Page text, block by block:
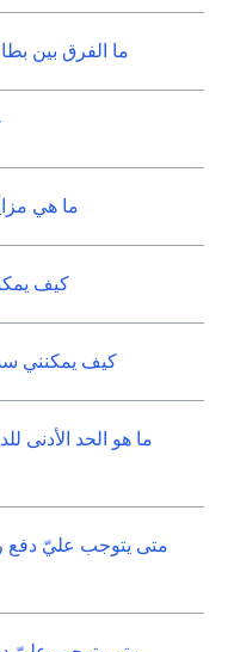
ما الفرق بين
ما هي
كيف
كيف يمكنني
ما هو الحد الأدنى
متى يتوجب عليّ دفع